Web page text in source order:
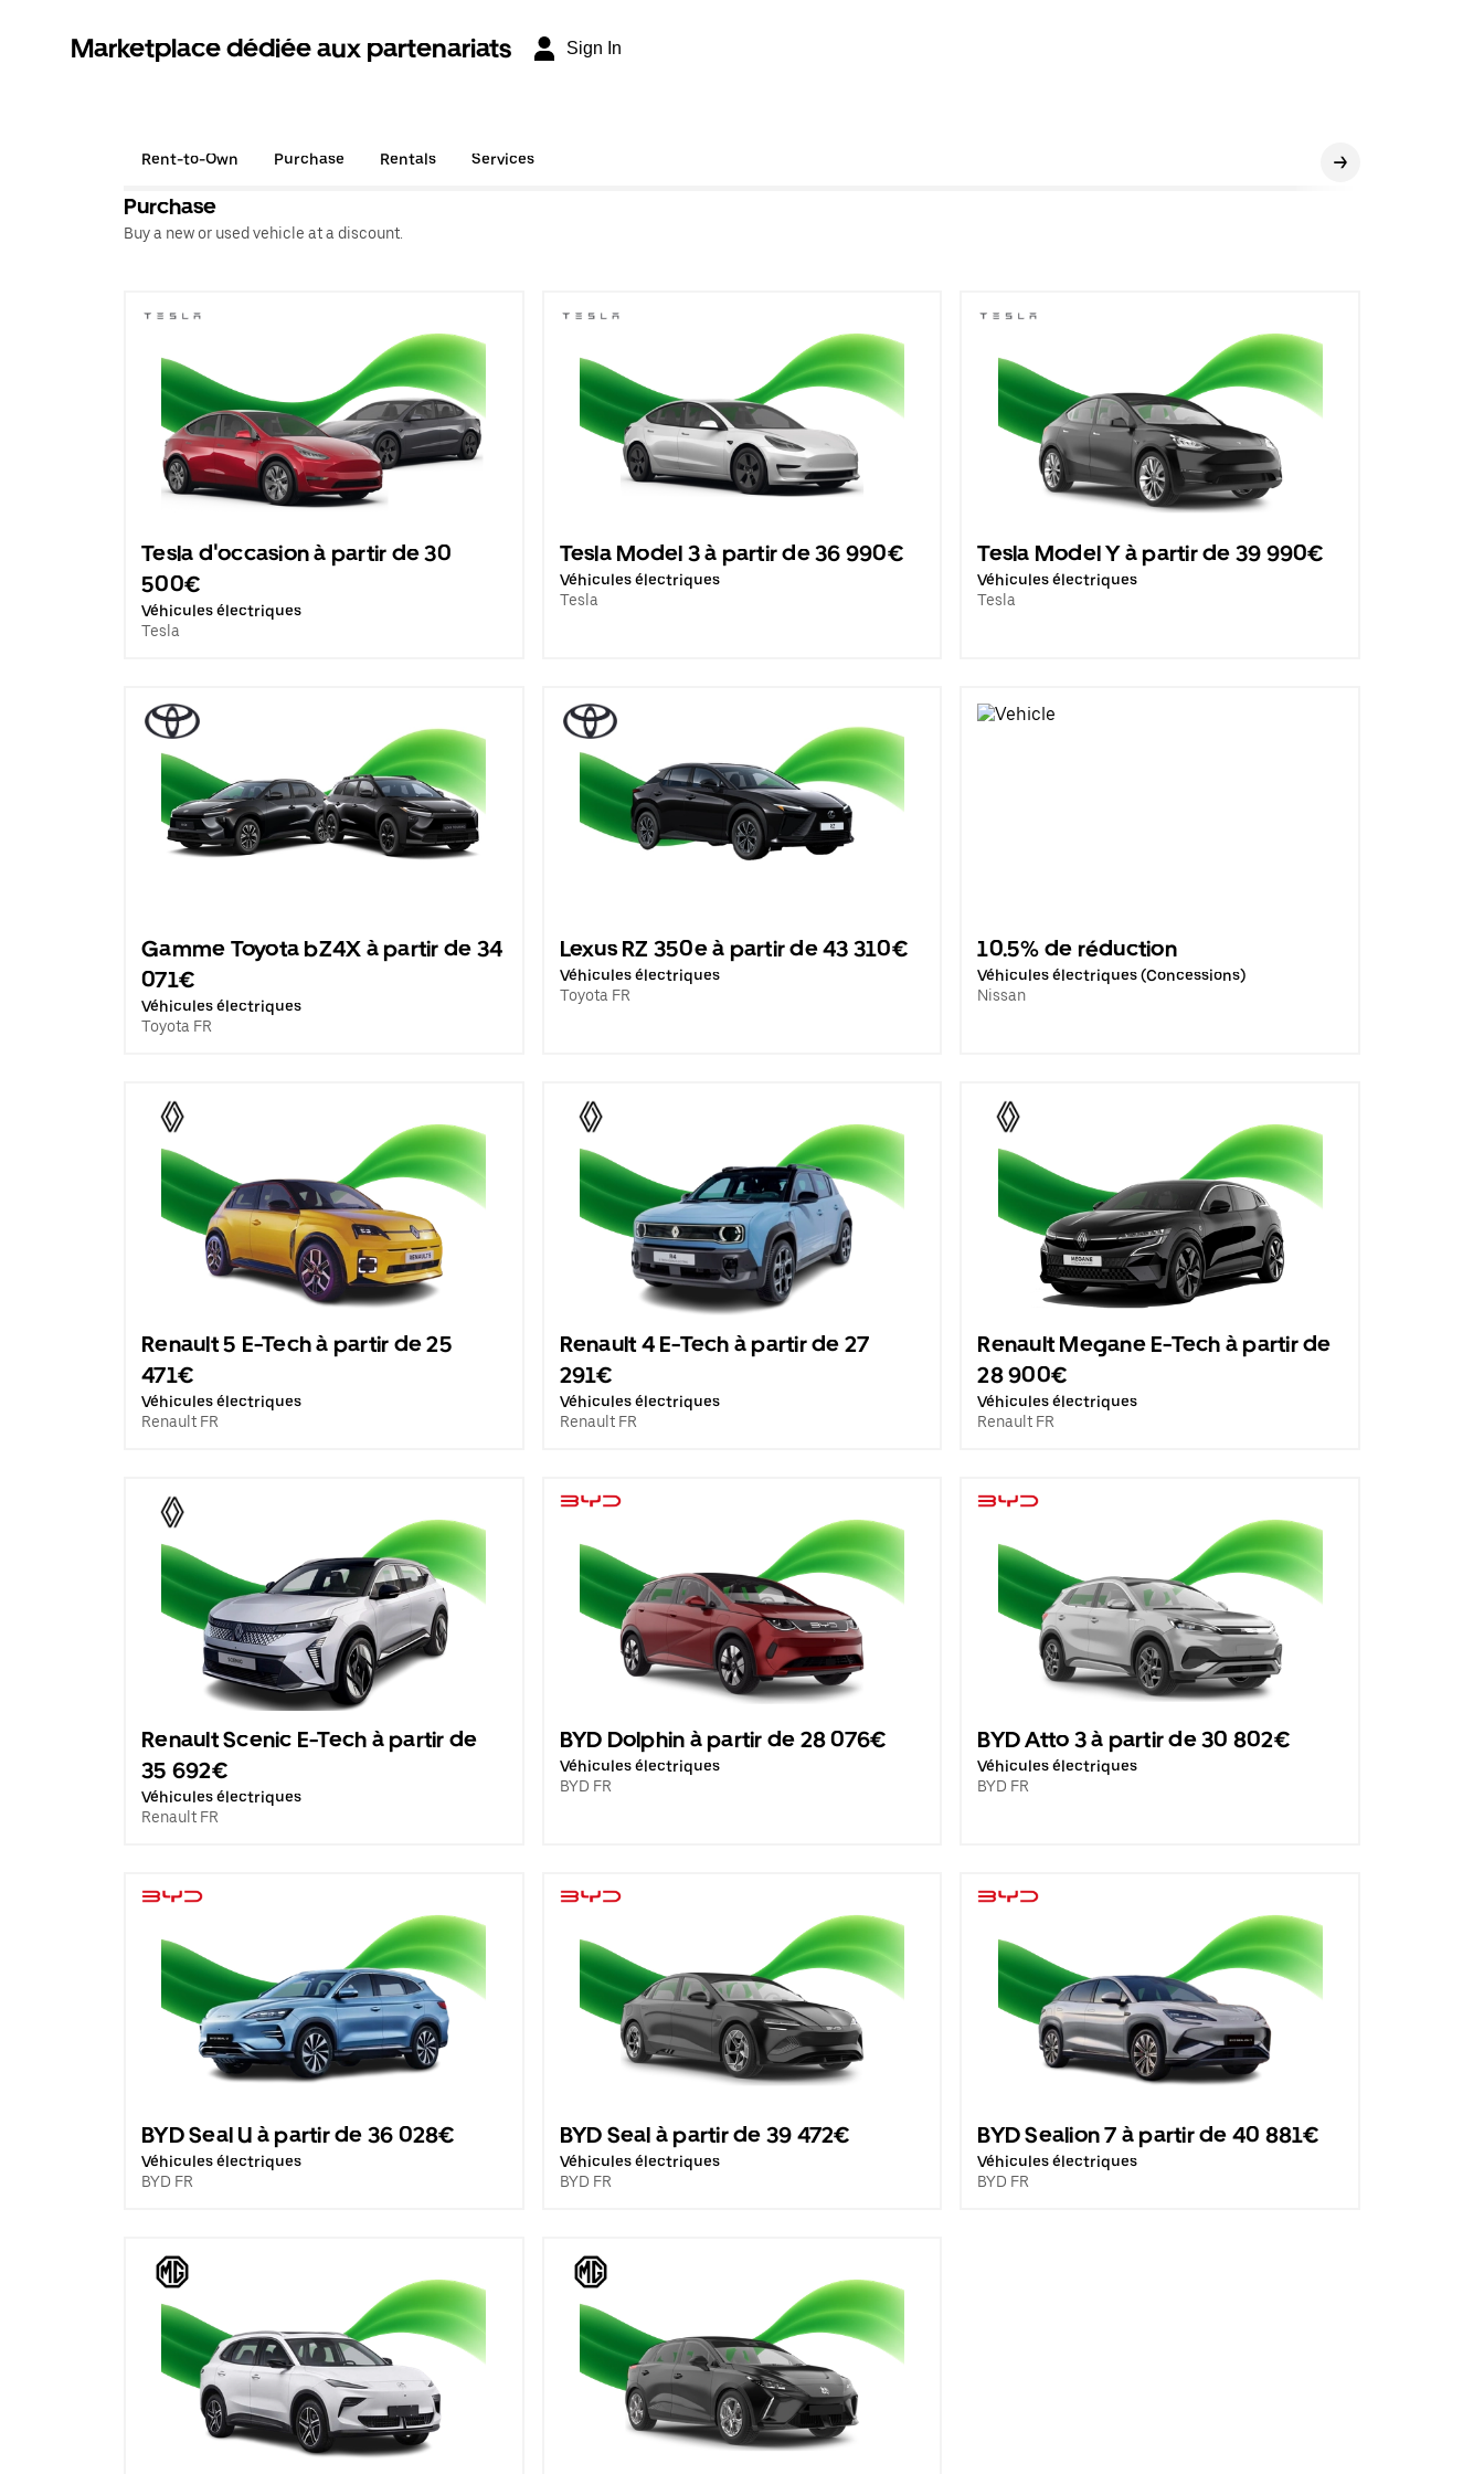
Marketplace dédiée aux partenariats Sign In
Rent-to-Own Purchase Rentals Services
Purchase
Buy a new or used vehicle at a discount.
Tesla d'occasion à partir de 30
500€
Véhicules électriques
Tesla
Tesla Model 3 à partir de 36 990€
Véhicules électriques
Tesla
Tesla Model Y à partir de 39 990€
Véhicules électriques
Tesla
Gamme Toyota bZ4X à partir de 34
071€
Véhicules électriques
Toyota FR
Lexus RZ 350e à partir de 43 310€
Véhicules électriques
Toyota FR
10.5% de réduction
Véhicules électriques (Concessions)
Nissan
Renault 5 E-Tech à partir de 25
471€
Véhicules électriques
Renault FR
Renault 4 E-Tech à partir de 27
291€
Véhicules électriques
Renault FR
Renault Megane E-Tech à partir de
28 900€
Véhicules électriques
Renault FR
Renault Scenic E-Tech à partir de
35 692€
Véhicules électriques
Renault FR
BYD Dolphin à partir de 28 076€
Véhicules électriques
BYD FR
BYD Atto 3 à partir de 30 802€
Véhicules électriques
BYD FR
BYD Seal U à partir de 36 028€
Véhicules électriques
BYD FR
BYD Seal à partir de 39 472€
Véhicules électriques
BYD FR
BYD Sealion 7 à partir de 40 881€
Véhicules électriques
BYD FR